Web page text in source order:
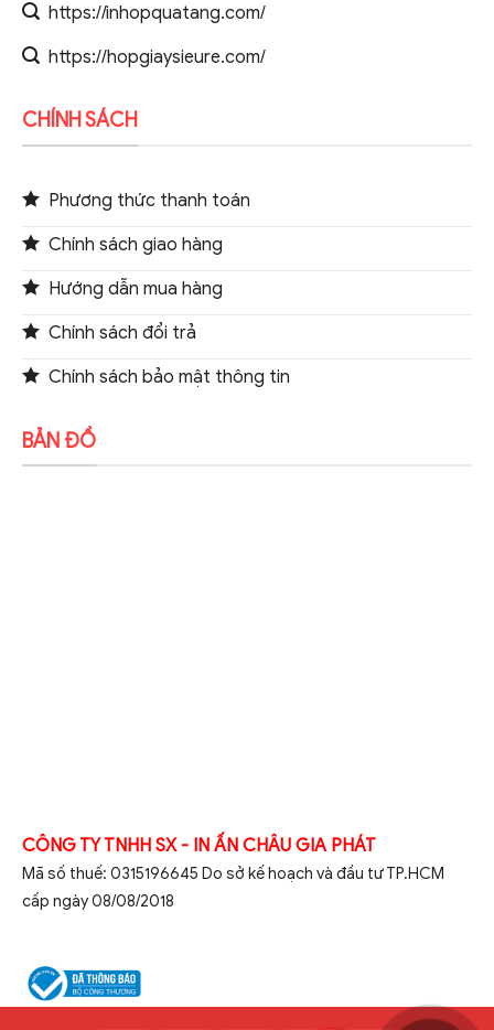
https://inhopquatang.com/
https://hopgiaysieure.com/
CHÍNH SÁCH
Phương thức thanh toán
Chính sách giao hàng
Hướng dẫn mua hàng
Chính sách đổi trả
Chính sách bảo mật thông tin
BẢN ĐỒ
CÔNG TY TNHH SX - IN ẤN CHÂU GIA PHÁT
Mã số thuế: 0315196645 Do sở kế hoạch và đầu tư TP.HCM
cấp ngày 08/08/2018